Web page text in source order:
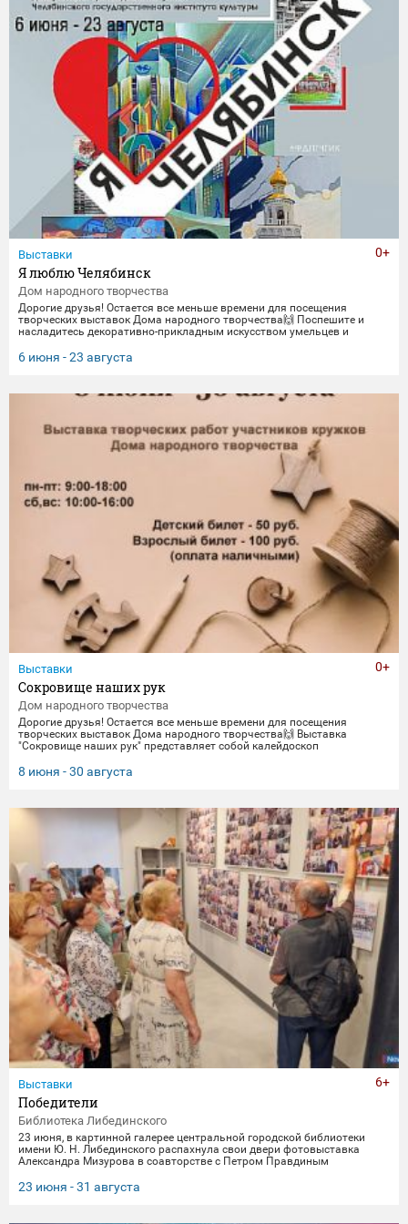
Выставки
Я люблю Челябинск
Дом народного творчества
Дорогие друзья! Остается все меньше времени для посещения
творческих выставок Дома народного творчества🙌 Поспешите и
насладитесь декоративно-прикладным искусством умельцев и
посвящена 290-летнему юбилею Челябинска. Работы выполнены
студентами кафедры декоративно-прикладного искусства ЧГИК.
6 июня - 23 августа
0+
Выставки
Сокровище наших рук
Дом народного творчества
Дорогие друзья! Остается все меньше времени для посещения
творческих выставок Дома народного творчества🙌 Выставка
"Сокровище наших рук" представляет собой калейдоскоп
выполнены мастерами и профессионалами своего дела -
сотрудниками Дома народного творчества. Посетить выставку
8 июня - 30 августа
0+
Выставки
Победители
Библиотека Либединского
23 июня, в картинной галерее центральной городской библиотеки
имени Ю. Н. Либединского распахнула свои двери фотовыставка
Александра Мизурова в соавторстве с Петром Правдиным
"Дирижабль" в праздничные майские дни). 250 фотографий - и за
каждым кадром 40 лет неустанной работы мастера, 40 лет трепетного
23 июня - 31 августа
6+